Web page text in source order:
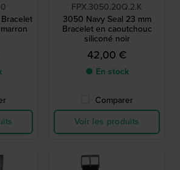
FPX.3050.20Q.2.K
3050 Navy Seal 23 mm
Bracelet en caoutchouc
siliconé noir
42,00 €
● En stock
Comparer
Voir les produits